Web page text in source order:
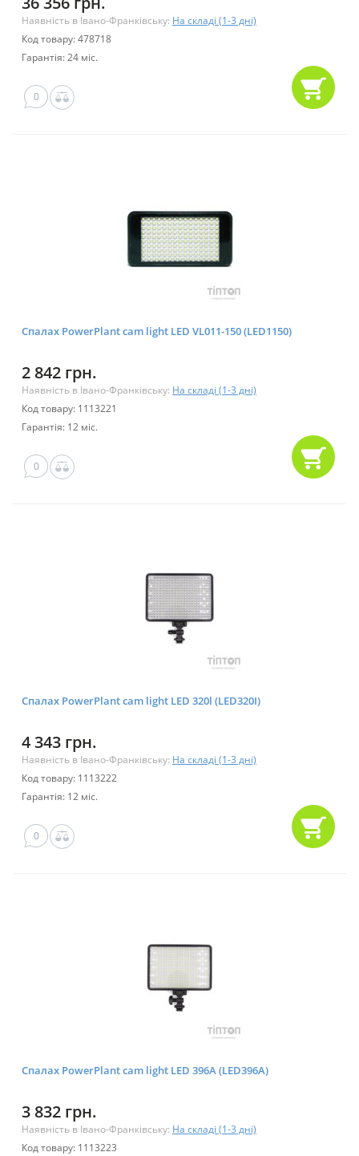
Наявність в Івано-Франківську: На складі (1-3 дні)
Код товару: 478718
Гарантія: 24 міс.
0
Спалах PowerPlant cam light LED VL011-150 (LED1150)
2 842 грн.
Наявність в Івано-Франківську: На складі (1-3 дні)
Код товару: 1113221
Гарантія: 12 міс.
0
Спалах PowerPlant cam light LED 320l (LED320I)
4 343 грн.
Наявність в Івано-Франківську: На складі (1-3 дні)
Код товару: 1113222
Гарантія: 12 міс.
0
Спалах PowerPlant cam light LED 396A (LED396A)
3 832 грн.
Наявність в Івано-Франківську: На складі (1-3 дні)
Код товару: 1113223